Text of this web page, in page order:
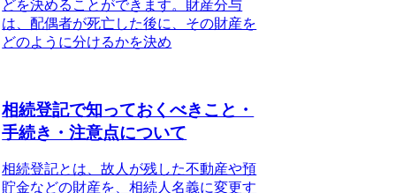
どを決めることができます。 財産分与
は、配偶者が死亡した後に、その財産を
どのように分けるかを決め
相続登記で知っておくべきこと・
手続き・注意点について
相続登記とは、故人が残した不動産や預
貯金などの財産を、相続人名義に変更す